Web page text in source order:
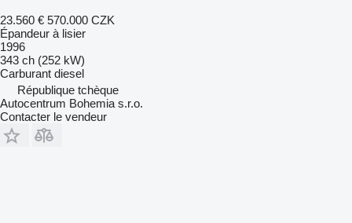
23.560 € 570.000 CZK
Épandeur à lisier
1996
343 ch (252 kW)
Carburant diesel
République tchèque
Autocentrum Bohemia s.r.o.
Contacter le vendeur